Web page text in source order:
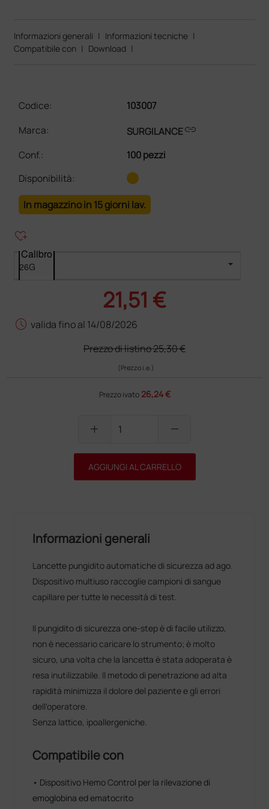
Informazioni generali | Informazioni tecniche |
Compatibile con | Download |
Codice:
103007
Marca:
SURGILANCElink
Conf.:
100 pezzi
Disponibilità:
In magazzino in 15 giorni lav.
heart_plus
Calibro
21,51 €
schedule valida fino al 14/08/2026
Prezzo di listino25,30 €
(Prezzo i.e.)
Prezzo ivato 26,24 €
add remove
AGGIUNGI AL CARRELLO
Informazioni generali
Lancette pungidito automatiche di sicurezza ad ago.
Dispositivo multiuso raccoglie campioni di sangue
capillare per tutte le necessità di test.
Il pungidito di sicurezza one-step è di facile utilizzo,
non è necessario caricare lo strumento; è molto
sicuro, una volta che la lancetta è stata adoperata è
resa inutilizzabile. Il metodo di penetrazione ad alta
rapidità minimizza il dolore del paziente e gli errori
dell'operatore.
Senza lattice, ipoallergeniche.
Compatibile con
• Dispositivo Hemo Control per la rilevazione di
emoglobina ed ematocrito